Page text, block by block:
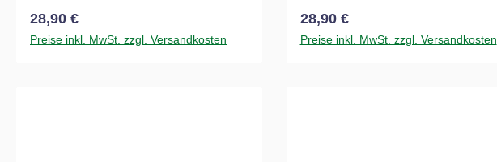
Regulärer Preis:
28,90 €
Preise inkl. MwSt. zzgl. Versandkosten
Regulärer Preis:
28,90 €
Preise inkl. MwSt. zzgl. Versandkosten